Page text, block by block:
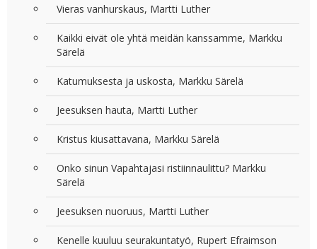
Vieras vanhurskaus, Martti Luther
Kaikki eivät ole yhtä meidän kanssamme, Markku
Särelä
Katumuksesta ja uskosta, Markku Särelä
Jeesuksen hauta, Martti Luther
Kristus kiusattavana, Markku Särelä
Onko sinun Vapahtajasi ristiinnaulittu? Markku
Särelä
Jeesuksen nuoruus, Martti Luther
Kenelle kuuluu seurakuntatyö, Rupert Efraimson